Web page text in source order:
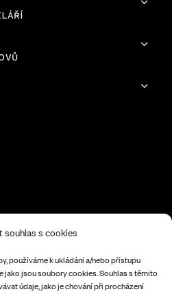
souhlas s cookies
používáme k ukládání a/nebo přístupu
jako jsou soubory cookies. Souhlas s těmito
údaje, jako je chování při procházení